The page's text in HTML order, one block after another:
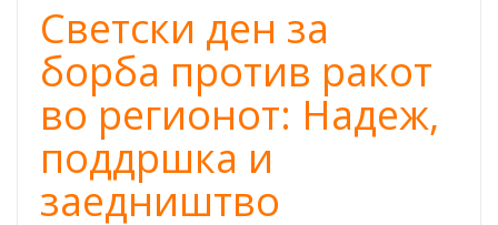
Светски ден за
борба против ракот
во регионот: Надеж,
поддршка и
заедништво